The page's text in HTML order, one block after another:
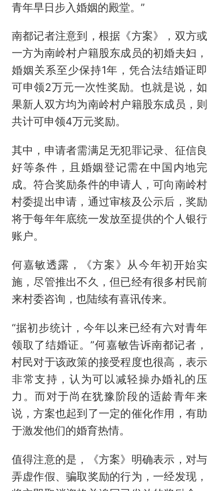
青年早日步入婚姻的殿堂。”
南都记者注意到，根据《方案》，双方或
一方为南岭村户籍股东成员的初婚夫妇，
婚姻关系至少保持1年，凭合法结婚证即
可申领2万元一次性奖励。也就是说，如
果新人双方均为南岭村户籍股东成员，则
共计可申领4万元奖励。
其中，申请者需满足无犯罪记录、征信良
好等条件，且婚姻登记需在中国内地完
成。符合奖励条件的申请人，可向南岭村
村委提出申请，通过审核及公示后，奖励
将于每年年底统一发放至提供的个人银行
账户。
何嘉敏透露，《方案》从今年初开始实
施，尽管推出不久，但已经有很多村民前
来村委咨询，也陆续有喜讯传来。
“据初步统计，今年以来已经有六对青年
领取了结婚证。”何嘉敏告诉南都记者，
村民对于该政策的接受程度也很高，表示
非常支持，认为可以减轻操办婚礼的压
力。而对于尚在犹豫阶段的适龄青年来
说，方案也起到了一定的催化作用，有助
于激发他们的婚育热情。
值得注意的是，《方案》明确表示，对与
弄虚作假、骗取奖励的行为，一经发现，